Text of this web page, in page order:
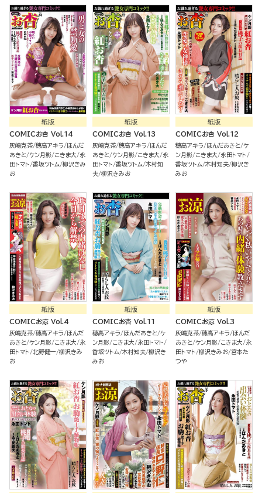
紙版
COMICお杏 Vol.14
灰嶋克茶 穂高アキラ
ほんだ
あきと ケン月影 こきま大
永
田トマト 香坂ツトム 柳沢きみ
お
紙版
COMICお杏 Vol.13
灰嶋克茶 穂高アキラ
ほんだ
あきと ケン月影 こきま大
永
田トマト 香坂ツトム 木村知
夫 柳沢きみお
紙版
COMICお杏 Vol.12
穂高アキラ ほんだあきと ケ
ン月影 こきま大
永田トマト
香坂ツトム 木村知夫 柳沢き
みお
紙版
COMICお涼 Vol.4
灰嶋克茶 穂高アキラ
ほんだ
あきと ケン月影 こきま大
永
田トマト 北野健一 柳沢きみ
お
紙版
COMICお杏 Vol.11
穂高アキラ ほんだあきと ケ
ン月影 こきま大
永田トマト
香坂ツトム 木村知夫 柳沢き
みお
紙版
COMICお涼 Vol.3
灰嶋克茶 穂高アキラ
ほんだ
あきと ケン月影 こきま大
永
田トマト 柳沢きみお 宮本た
つや